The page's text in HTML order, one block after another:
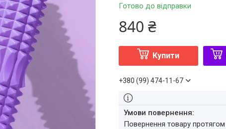
Готово до відправки
840 ₴
Купити
+380 (99) 474-11-67
повернення товару